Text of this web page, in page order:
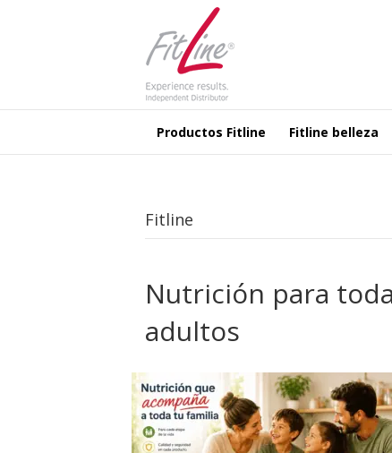
Productos Fitline Fitline belleza
Fitline
Nutrición para
adultos